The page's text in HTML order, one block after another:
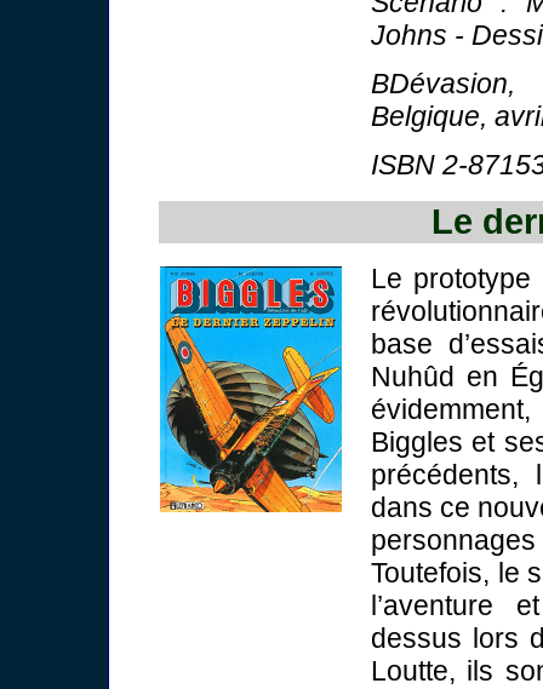
Johns -
Belgique,
ISBN 2-
Le
Le
base
Nuhûd en
Biggles et
précédents,
dans ce
Toutefois, le
l’aventure
dessus lors
Loutte, ils